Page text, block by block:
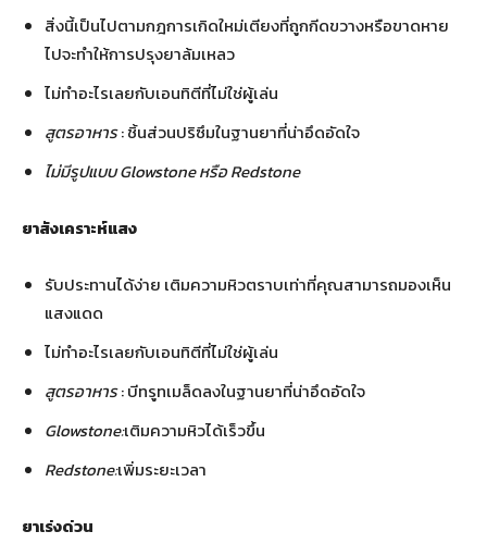
สิ่งนี้เป็นไปตามกฎการเกิดใหม่เตียงที่ถูกกีดขวางหรือขาดหาย
ไปจะทำให้การปรุงยาล้มเหลว
ไม่ทำอะไรเลยกับเอนทิตีที่ไม่ใช่ผู้เล่น
สูตรอาหาร: ชิ้นส่วนปริซึมในฐานยาที่น่าอึดอัดใจ
ไม่มีรูปแบบ Glowstone หรือ Redstone
ยาสังเคราะห์แสง
รับประทานได้ง่าย เติมความหิวตราบเท่าที่คุณสามารถมองเห็น
แสงแดด
ไม่ทำอะไรเลยกับเอนทิตีที่ไม่ใช่ผู้เล่น
สูตรอาหาร: บีทรูทเมล็ดลงในฐานยาที่น่าอึดอัดใจ
Glowstone:เติมความหิวได้เร็วขึ้น
Redstone:เพิ่มระยะเวลา
ยาเร่งด่วน